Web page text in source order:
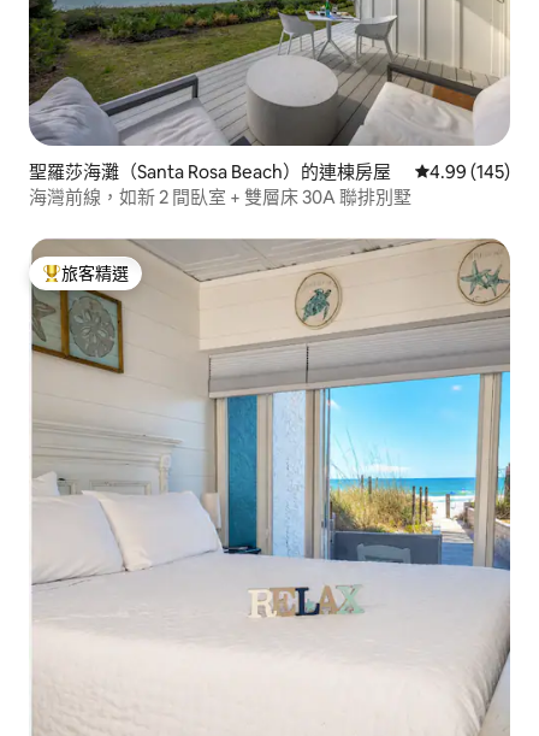
聖羅莎海灘（Santa Rosa Beach）的連棟房屋 從 145 則評價
4.99 (145)
海灣前線，如新 2 間臥室 + 雙層床 30A 聯排別墅
旅客精選榜首
旅客精選